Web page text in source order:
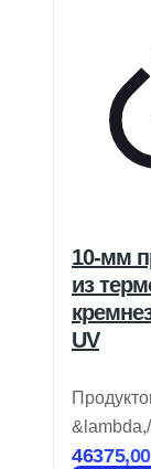
10-мм
из
UV
46375,00